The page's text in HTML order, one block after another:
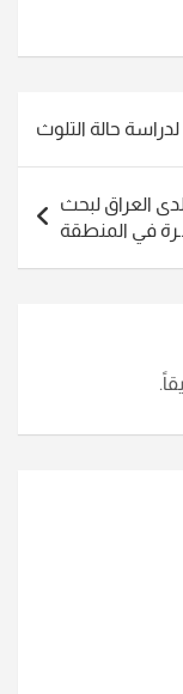
حالة التلوث
العراق لبحث
في المنطقة